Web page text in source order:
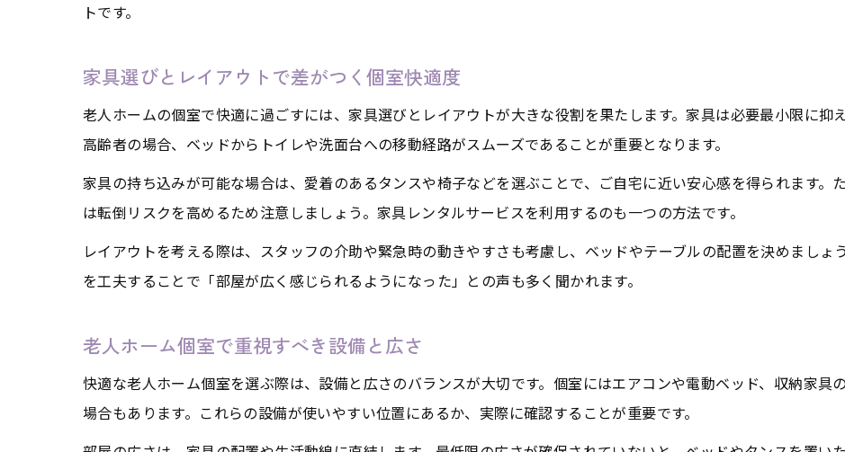
愛着ある家具を活かす部屋レイアウトの工夫
老人ホーム個室で家具持ち込みを叶える方法
愛着家具の安全な配置・転倒防止のポイント
思い出の家具で個室を快適空間にする工夫
老人ホーム個室レイアウトで家具を活かす
家具レンタルの活用で理想の部屋を実現
安心と自分らしさが叶う個室の選び方とは
個室レイアウトでプライバシーを確保する方法
スタッフとの連携が安心感に繋がる理由
老人ホーム個室での生活を快適にする工夫
トです。
家具選びとレイアウトで差がつく個室快適度
老人ホームの個室で快適に過ごすには、家具選びとレイアウトが大きな役割を果たします。家具は必要最小限に抑
高齢者の場合、ベッドからトイレや洗面台への移動経路がスムーズであることが重要となります。
家具の持ち込みが可能な場合は、愛着のあるタンスや椅子などを選ぶことで、ご自宅に近い安心感を得られます。
は転倒リスクを高めるため注意しましょう。家具レンタルサービスを利用するのも一つの方法です。
レイアウトを考える際は、スタッフの介助や緊急時の動きやすさも考慮し、ベッドやテーブルの配置を決めましょ
を工夫することで「部屋が広く感じられるようになった」との声も多く聞かれます。
老人ホーム個室で重視すべき設備と広さ
快適な老人ホーム個室を選ぶ際は、設備と広さのバランスが大切です。個室にはエアコンや電動ベッド、収納家具
場合もあります。これらの設備が使いやすい位置にあるか、実際に確認することが重要です。